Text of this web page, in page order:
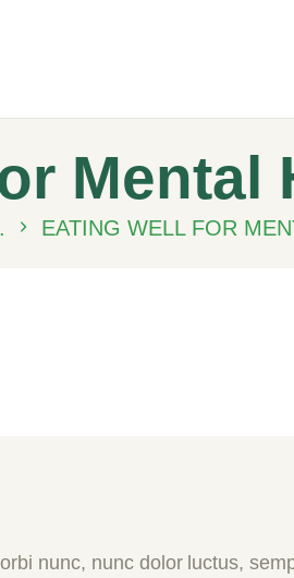
Mental
EATING WELL FOR
nunc, nunc dolor luctus,